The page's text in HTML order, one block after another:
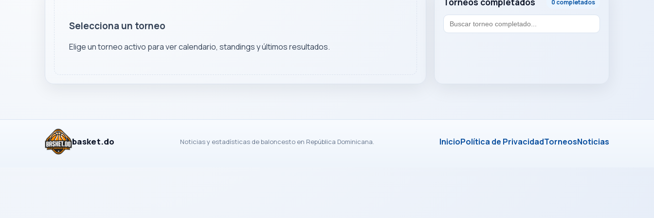
0 completados
Selecciona un torneo
Elige un torneo activo para ver calendario, standings y últimos resultados.
basket.do Noticias y estadísticas de baloncesto en República Dominicana. InicioPolítica de PrivacidadTorneosNoticias